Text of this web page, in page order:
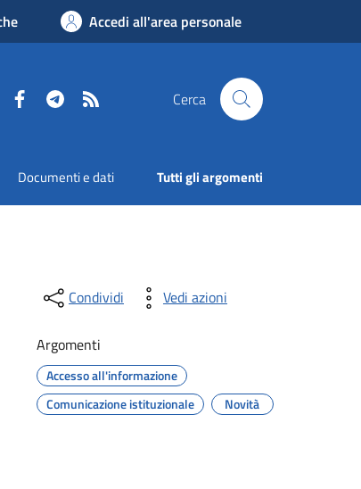
Accedi all'area personale
FacebookTelegram Cerca
Documenti e dati Tutti gli argomenti
Condividi Vedi azioni
Argomenti
Accesso all'informazione
Comunicazione istituzionale
Novità